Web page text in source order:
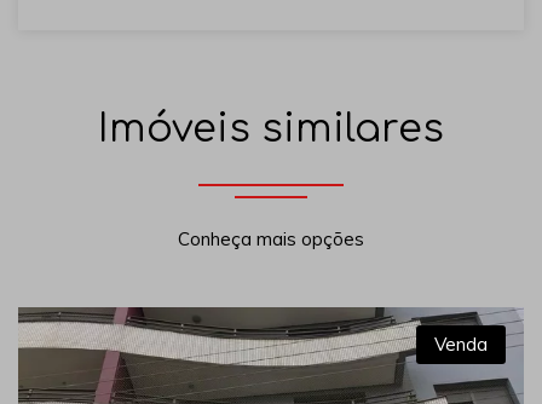
Imóveis similares
Conheça mais opções
Venda